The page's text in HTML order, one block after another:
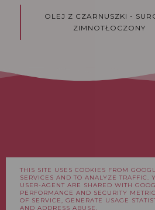
OLEJ Z CZARNUSZKI -
ZIMNOTŁOCZONY
FACEBOOK
THIS SITE USES COOKIES FROM
SERVICES AND TO ANALYZE TRAFFIC.
USER-AGENT ARE SHARED WITH
PERFORMANCE AND SECURITY
OF SERVICE, GENERATE USAGE
AND ADDRESS ABUSE.